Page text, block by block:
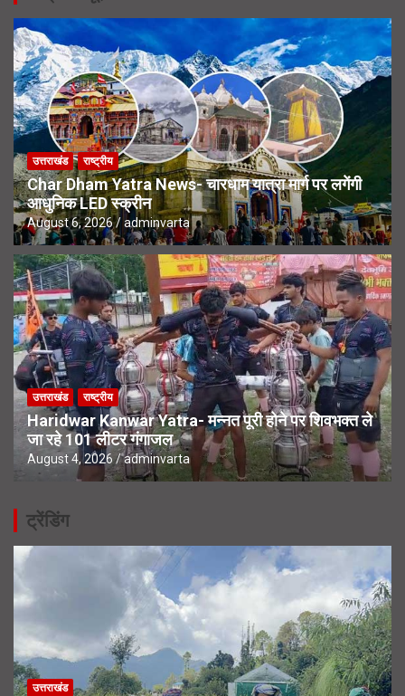
उत्तराखंड राष्ट्रीय
Char Dham Yatra News- चारधाम यात्रा मार्ग पर लगेंगी
आधुनिक LED स्क्रीन
August 6, 2026 adminvarta
उत्तराखंड राष्ट्रीय
Haridwar Kanwar Yatra- मन्नत पूरी होने पर शिवभक्त ले
जा रहे 101 लीटर गंगाजल
August 4, 2026 adminvarta
ट्रेंडिंग
उत्तराखंड